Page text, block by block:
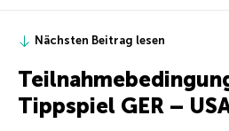
Nächsten Beitrag lesen
Tippspiel GER –